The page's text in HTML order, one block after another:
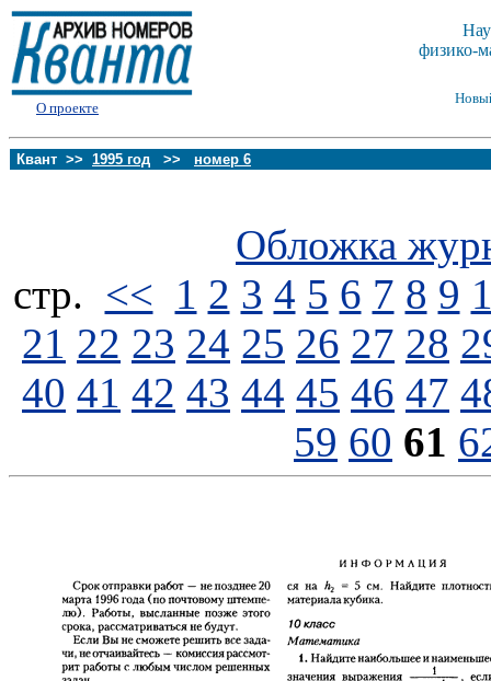
О проекте
физико-
Квант >> 1995 год >> номер 6
Обложка
стp. << 1 2 3 4 5 6 7 8 9
21 22 23 24 25 26 27 28
40 41 42 43 44 45 46 47
59 60 61